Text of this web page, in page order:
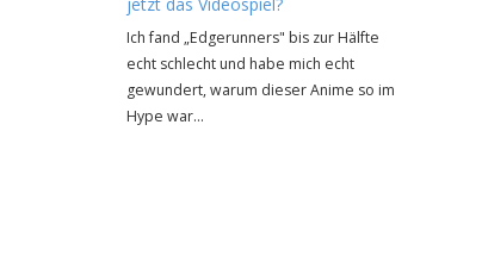
Ich fand „Edgerunners" bis zur Hälfte
echt schlecht und habe mich echt
gewundert, warum dieser Anime so im
Hype war…